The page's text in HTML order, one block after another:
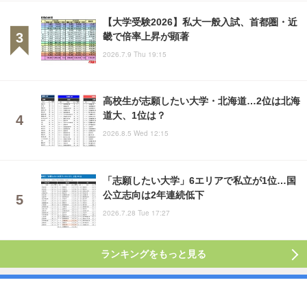
【大学受験2026】私大一般入試、首都圏・近
畿で倍率上昇が顕著
2026.7.9 Thu 19:15
高校生が志願したい大学・北海道…2位は北海
道大、1位は？
2026.8.5 Wed 12:15
「志願したい大学」6エリアで私立が1位…国
公立志向は2年連続低下
2026.7.28 Tue 17:27
ランキングをもっと見る